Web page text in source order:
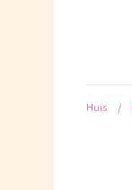
Huis /